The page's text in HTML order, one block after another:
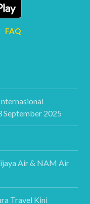
FAQ
September 2025
Air & NAM Air
Travel Kini